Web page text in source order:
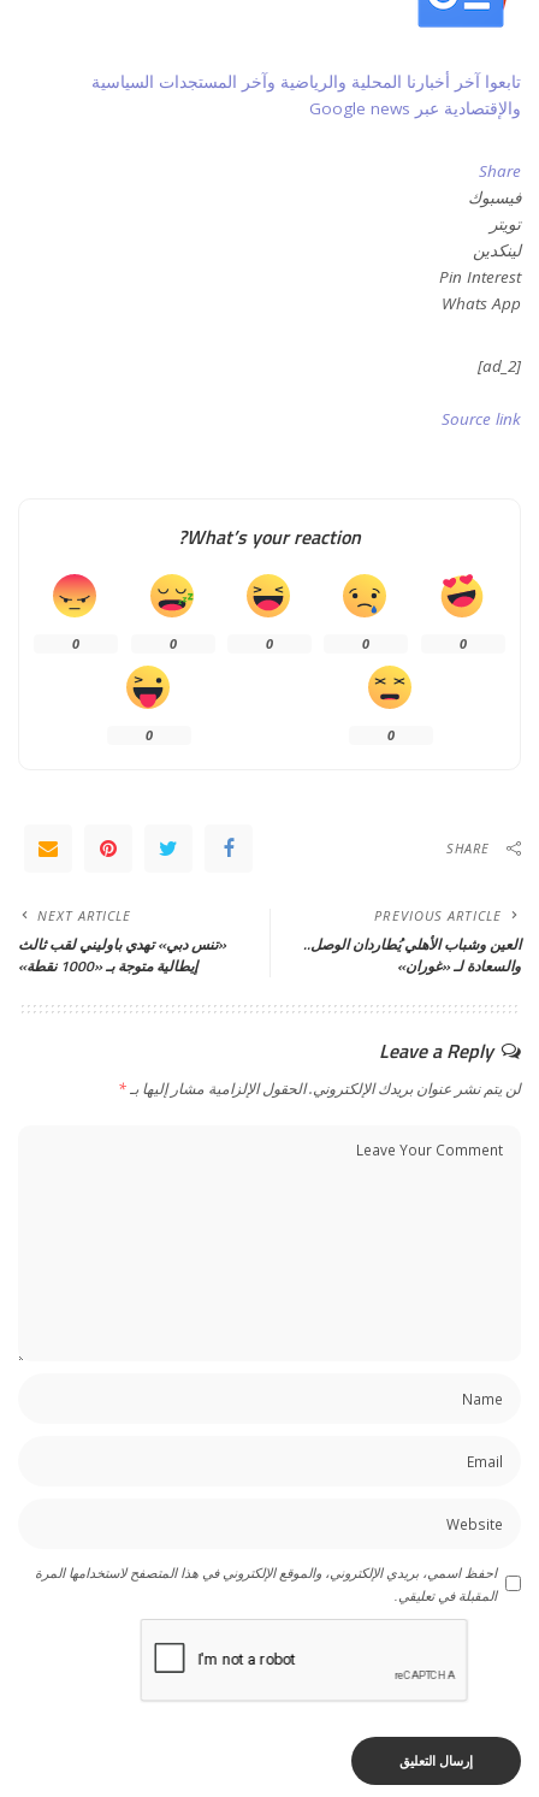
تابعوا آخر أخبارنا المحلية والرياضية وآخر المستجدات السياسية
والإقتصادية عبر Google news
Share
فيسبوك
تويتر
لينكدين
Pin Interest
Whats App
[ad_2]
Source link
What’s your reaction?
0
0
0
0
0
0
0
SHARE
PREVIOUS ARTICLE
العين وشباب الأهلي يُطاردان الوصل..
والسعادة لـ «غوران»
NEXT ARTICLE
«تنس دبي» تهدي باوليني لقب ثالث
إيطالية متوجة بـ «1000 نقطة»
Leave a Reply
لن يتم نشر عنوان بريدك الإلكتروني.الحقول الإلزامية مشار إليها بـ*
احفظ اسمي، بريدي الإلكتروني، والموقع الإلكتروني في هذا المتصفح لاستخدامها المرة
المقبلة في تعليقي.